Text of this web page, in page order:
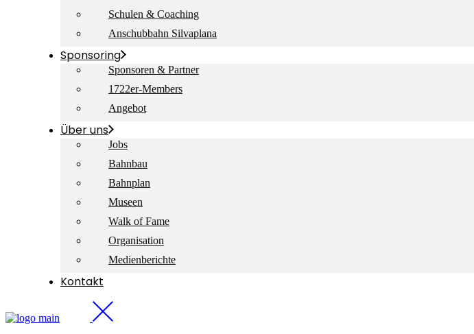
Schulen & Coaching
Anschubbahn Silvaplana
Sponsoring
Sponsoren & Partner
1722er-Members
Angebot
Über uns
Jobs
Bahnbau
Bahnplan
Museen
Walk of Fame
Organisation
Medienberichte
Kontakt